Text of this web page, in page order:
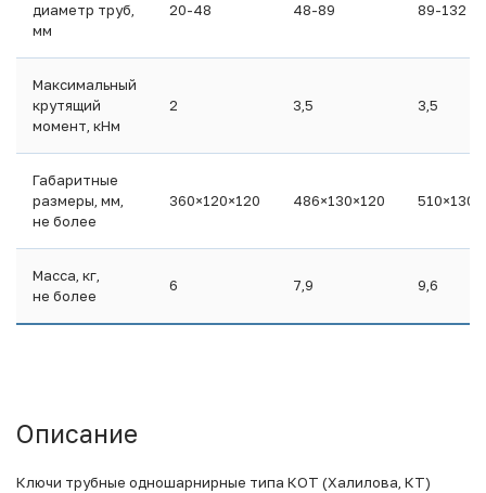
диаметр труб,
мм
20-48 48-89 89-132
Максимальный
крутящий
момент, кНм
2 3,5 3,5
Габаритные
размеры, мм,
не более
360×120×120 486×130×120
Масса, кг,
не более
6 7,9 9,6
Описание
Ключи трубные одношарнирные типа КОТ (Халилова, КТ)